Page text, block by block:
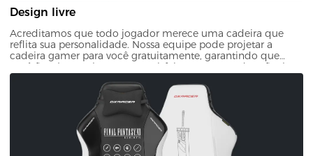
Design livre
Acreditamos que todo jogador merece uma cadeira que
reflita sua personalidade. Nossa equipe pode projetar a
cadeira gamer para você gratuitamente, garantindo que
você ficará completamente satisfeito com o produto final.